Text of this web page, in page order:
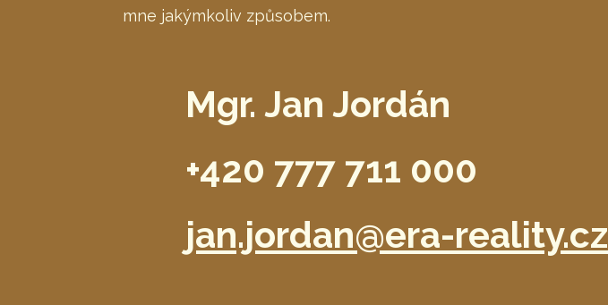
mne jakýmkoliv způsobem.
Mgr. Jan Jordán
+420 777 711 000
jan.jordan@era-reality.cz